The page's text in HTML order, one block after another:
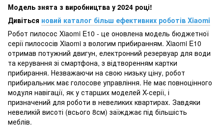
Модель знята з виробництва у 2024 році!
Дивіться новий каталог більш ефективних роботів Xiaomi
Робот пилосос Xiaomi E10 - це оновлена модель бюджетної
серії пилососів Xiaomi з вологим прибиранням. Xiaomi E10
отримав потужний двигун, електронний резервуар для води
та керування зі смартфона, з відтворенням картки
прибирання. Незважаючи на свою низьку ціну, робот
прибиральник має голосове управління. Не має повноцінного
модуля навігації, як у старших моделей X-серії, і
призначений для роботи в невеликих квартирах. Завдяки
невеликій висоті (всього 8см) заїжджає під більшість
меблів.